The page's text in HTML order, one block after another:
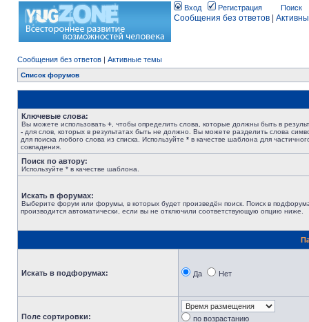
Вход Регистрация Поиск
Сообщения без ответов
Сообщения без ответов | Активные темы
Список форумов
Ключевые слова:
Вы можете использовать + , чтобы определить слова, которые должны быть в
- для слов, которых в результатах быть не должно. Вы можете разделить слова
для поиска любого слова из списка. Используйте * в качестве шаблона для
совпадения.
Поиск по автору:
Используйте * в качестве шаблона.
Искать в форумах:
Выберите форум или форумы, в которых будет произведён поиск. Поиск в
производится автоматически, если вы не отключили соответствующую опцию ниже.
Искать в подфорумах: Да Нет
Поле сортировки:
по возрастанию